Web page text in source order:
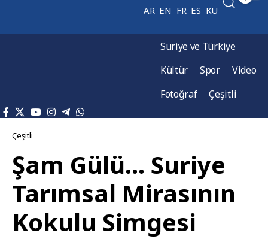
AR EN FR ES KU
Suriye ve Türkiye
Kültür
Spor
Video
Fotoğraf
Çeşitli
Çeşitli
Şam Gülü… Suriye
Tarımsal Mirasının
Kokulu Simgesi